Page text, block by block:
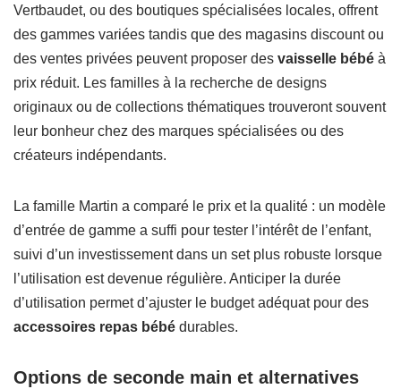
Vertbaudet, ou des boutiques spécialisées locales, offrent
des gammes variées tandis que des magasins discount ou
des ventes privées peuvent proposer des vaisselle bébé à
prix réduit. Les familles à la recherche de designs
originaux ou de collections thématiques trouveront souvent
leur bonheur chez des marques spécialisées ou des
créateurs indépendants.
La famille Martin a comparé le prix et la qualité : un modèle
d’entrée de gamme a suffi pour tester l’intérêt de l’enfant,
suivi d’un investissement dans un set plus robuste lorsque
l’utilisation est devenue régulière. Anticiper la durée
d’utilisation permet d’ajuster le budget adéquat pour des
accessoires repas bébé durables.
Options de seconde main et alternatives